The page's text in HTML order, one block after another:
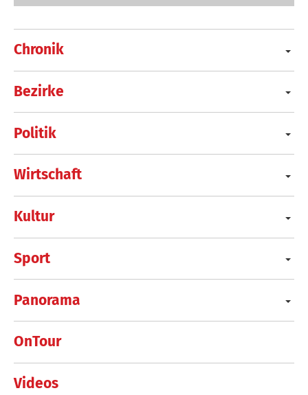
Chronik
Bezirke
Politik
Wirtschaft
Kultur
Sport
Panorama
OnTour
Videos